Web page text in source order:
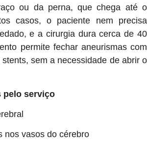
ou da perna, que chega até o
casos, o paciente nem precisa
e a cirurgia dura cerca de 40
permite fechar aneurismas com
sem a necessidade de abrir o
pelo serviço
nos vasos do cérebro